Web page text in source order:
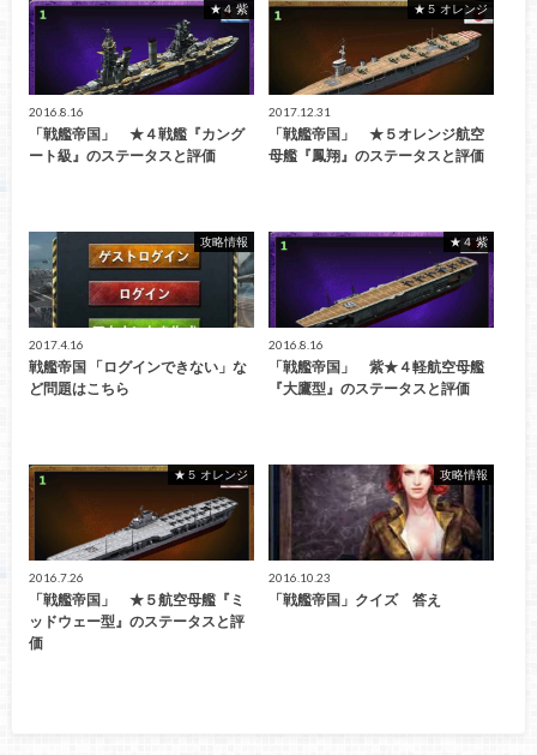
★４ 紫
2016.8.16
「戦艦帝国」 ★４戦艦『カング
ート級』のステータスと評価
★５ オレンジ
2017.12.31
「戦艦帝国」 ★５オレンジ航空
母艦『鳳翔』のステータスと評価
攻略情報
2017.4.16
戦艦帝国 「ログインできない」な
ど問題はこちら
★４ 紫
2016.8.16
「戦艦帝国」 紫★４軽航空母艦
『大鷹型』のステータスと評価
★５ オレンジ
2016.7.26
「戦艦帝国」 ★５航空母艦『ミ
ッドウェー型』のステータスと評
価
攻略情報
2016.10.23
「戦艦帝国」クイズ 答え